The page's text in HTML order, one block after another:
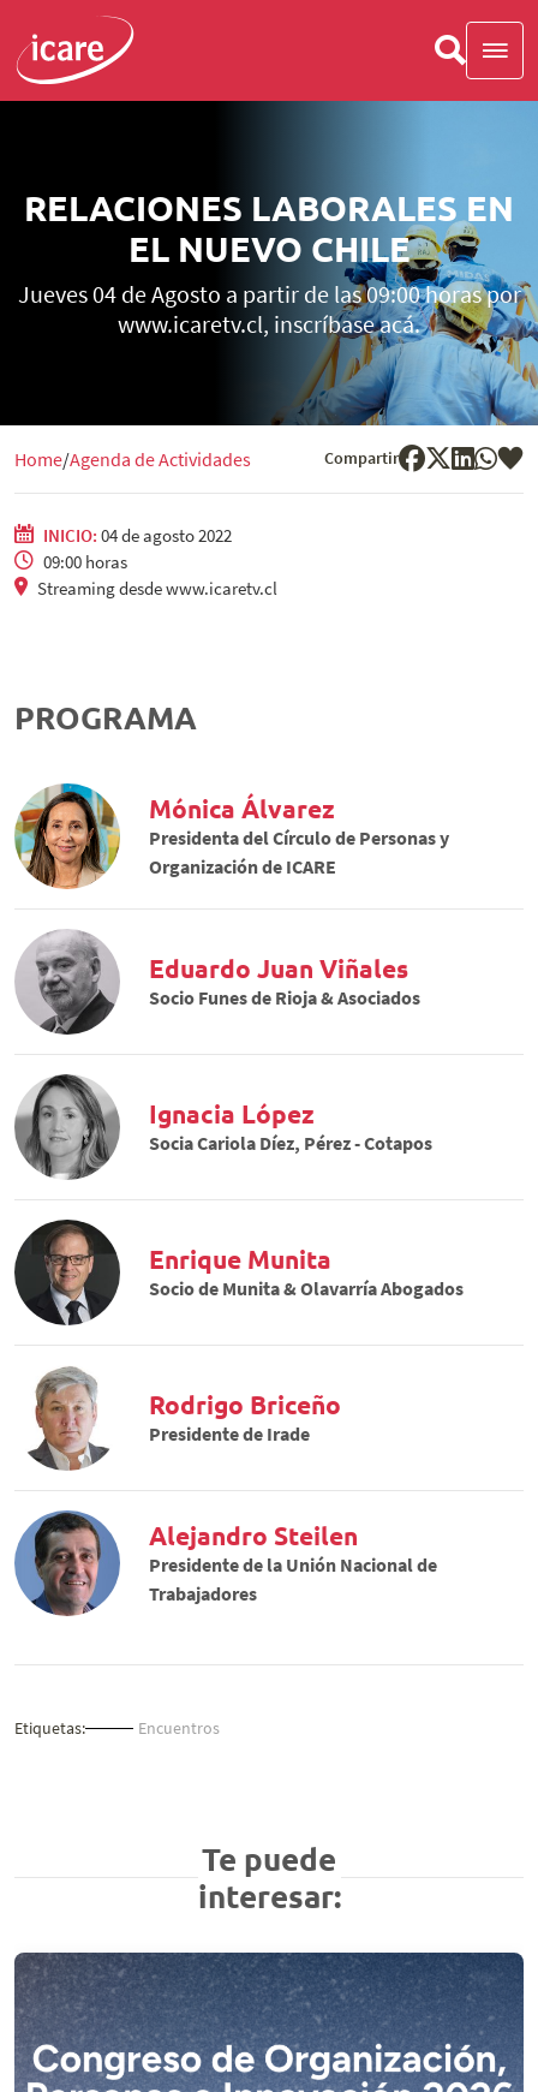
RELACIONES LABORALES EN
EL NUEVO CHILE
Jueves 04 de Agosto a partir de las 09:00 horas por
www.icaretv.cl, inscríbase acá.
Home Agenda de Actividades Compartir
INICIO: 04 de agosto 2022
09:00 horas
Streaming desde www.icaretv.cl
PROGRAMA
Mónica Álvarez
Presidenta del Círculo de Personas y
Organización de ICARE
Eduardo Juan Viñales
Socio Funes de Rioja & Asociados
Ignacia López
Socia Cariola Díez, Pérez - Cotapos
Enrique Munita
Socio de Munita & Olavarría Abogados
Rodrigo Briceño
Presidente de Irade
Alejandro Steilen
Presidente de la Unión Nacional de
Trabajadores
Etiquetas: Encuentros
Te puede
interesar: